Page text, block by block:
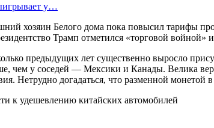
у…
хозяин Белого дома пока повысил тарифы
Трамп отметился «торговой войной»
предыдущих лет существенно выросло
чем у соседей — Мексики и Канады. Велика
Нетрудно догадаться, что разменной монетой